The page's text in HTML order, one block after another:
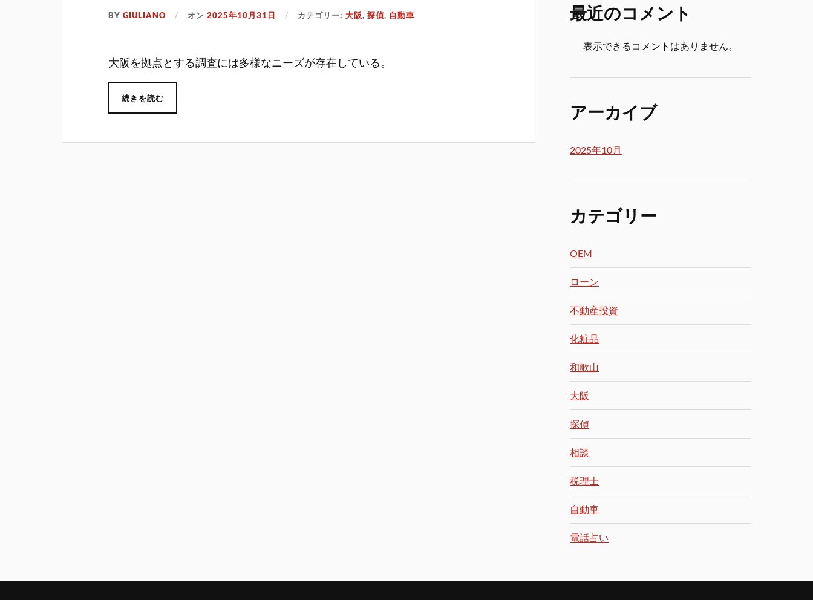
BYGIULIANO オン2025年10月31日 カテゴリー:大阪,探偵, 自動車
大阪を拠点とする調査には多様なニーズが存在している。
続きを読む
最近のコメント
表示できるコメントはありません。
アーカイブ
2025年10月
カテゴリー
OEM
ローン
不動産投資
化粧品
和歌山
大阪
探偵
相談
税理士
自動車
電話占い